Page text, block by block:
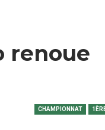
renoue
CHAMPIONNAT